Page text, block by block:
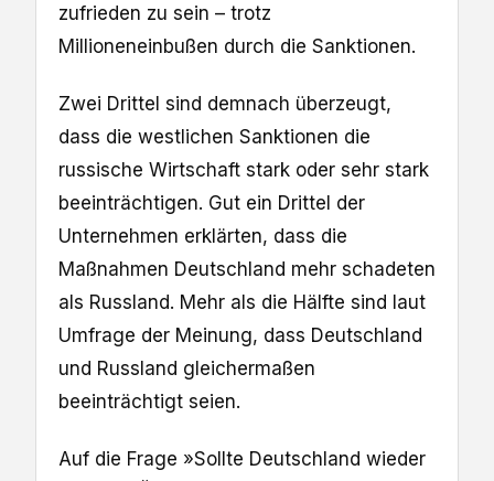
zufrieden zu sein – trotz
Millioneneinbußen durch die Sanktionen.
Zwei Drittel sind demnach überzeugt,
dass die westlichen Sanktionen die
russische Wirtschaft stark oder sehr stark
beeinträchtigen. Gut ein Drittel der
Unternehmen erklärten, dass die
Maßnahmen Deutschland mehr schadeten
als Russland. Mehr als die Hälfte sind laut
Umfrage der Meinung, dass Deutschland
und Russland gleichermaßen
beeinträchtigt seien.
Auf die Frage »Sollte Deutschland wieder